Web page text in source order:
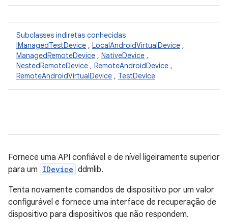
Subclasses indiretas conhecidas
IManagedTestDevice , LocalAndroidVirtualDevice ,
ManagedRemoteDevice , NativeDevice ,
NestedRemoteDevice , RemoteAndroidDevice ,
RemoteAndroidVirtualDevice , TestDevice
Fornece uma API confiável e de nível ligeiramente superior
para um IDevice ddmlib.
Tenta novamente comandos de dispositivo por um valor
configurável e fornece uma interface de recuperação de
dispositivo para dispositivos que não respondem.